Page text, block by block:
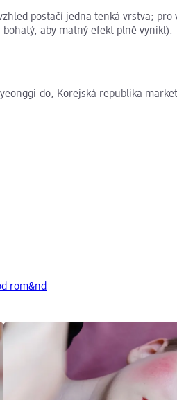
postačí jedna tenká vrstva;
aby matný efekt plně vynikl).
do, Korejská republika
rom&nd